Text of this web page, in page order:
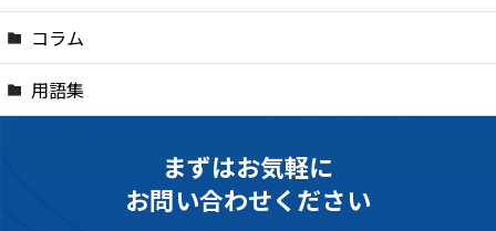
コラム
用語集
まずはお気軽に
お問い合わせください